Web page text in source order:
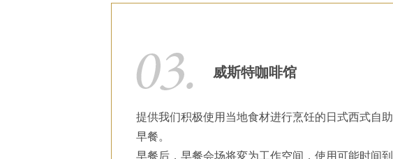
威斯特咖啡馆
提供我们积极使用当地食材进行烹饪的日式西式自助
早餐。
早餐后，早餐会场将変为工作空间，使用可能时间到